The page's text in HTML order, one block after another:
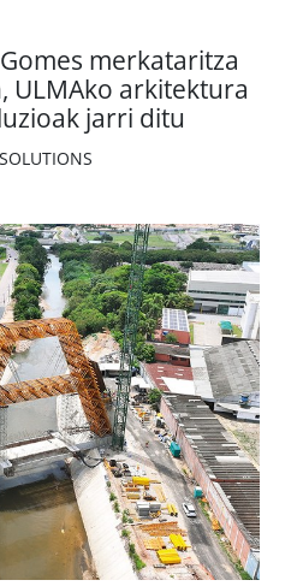
merkataritza
ULMAko arkitektura
jarri ditu